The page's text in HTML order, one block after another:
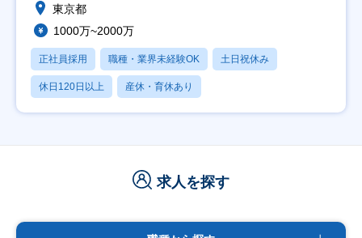
東京都
1000万~2000万
正社員採用 職種・業界未経験OK 土日祝休み
休日120日以上 産休・育休あり
求人を探す